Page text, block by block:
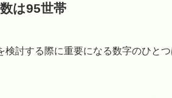
は95世帯
討する際に重要になる数字のひと